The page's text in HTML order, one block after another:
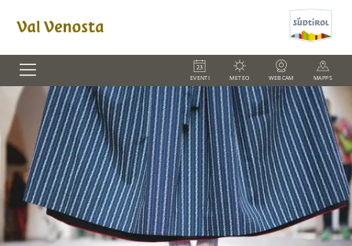
EVENTI METEO WEBCAM MAPPS